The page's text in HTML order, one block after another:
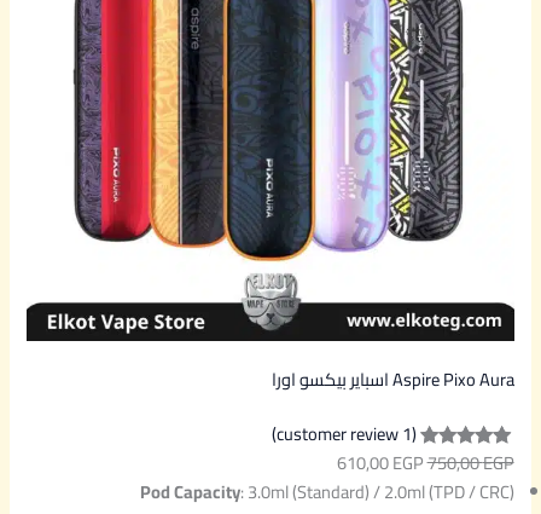
T
O
N
S
A
L
E
Aspire Pixo Aura اسباير بيكسو اورا
Rated5.00
out of 5
1
(1 customer review)
750,00EGP
610,00EGP
Pod Capacity: 3.0ml (Standard) / 2.0ml (TPD / CRC)